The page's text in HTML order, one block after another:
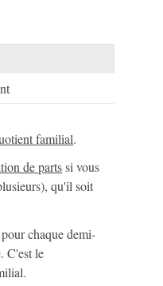
familial.
de partssi vous
qu'il soit
chaque demi-
C'est le